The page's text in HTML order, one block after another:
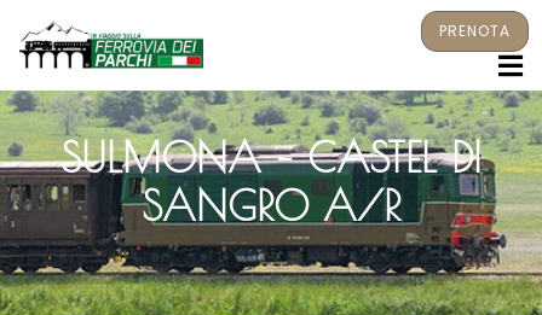
PRENOTA
SULMONA – CASTEL DI
SANGRO A/R